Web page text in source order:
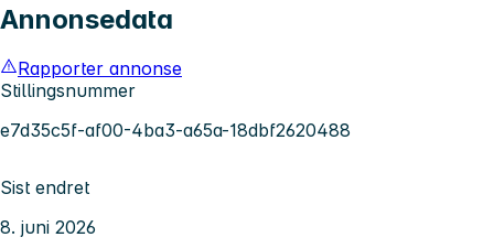
Annonsedata
Rapporter annonse
Stillingsnummer
e7d35c5f-af00-4ba3-a65a-18dbf2620488
Sist endret
8. juni 2026